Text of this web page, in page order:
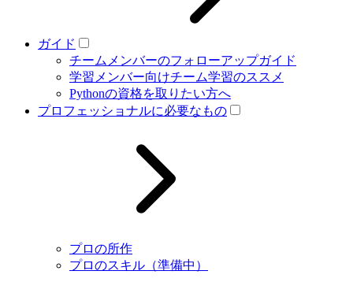
ガイド
チームメンバーのフォローアップガイド
学習メンバー向けチーム学習のススメ
Pythonの資格を取りたい方へ
プロフェッショナルに必要なもの
プロの所作
プロのスキル（準備中）